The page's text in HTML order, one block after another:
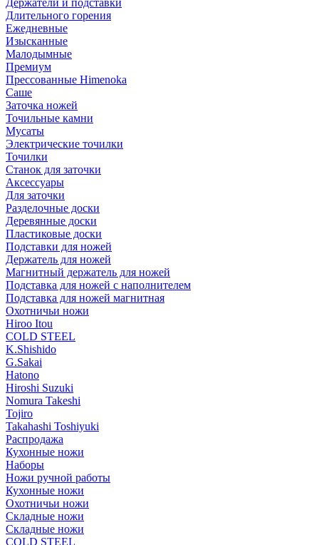
Держатели и подставки
Длительного горения
Ежедневные
Изысканные
Малодымные
Премиум
Прессованные Himenoka
Саше
Заточка ножей
Точильные камни
Мусаты
Электрические точилки
Точилки
Станок для заточки
Аксессуары
Для заточки
Разделочные доски
Деревянные доски
Пластиковые доски
Подставки для ножей
Держатель для ножей
Магнитный держатель для ножей
Подставка для ножей с наполнителем
Подставка для ножей магнитная
Охотничьи ножи
Hiroo Itou
COLD STEEL
K.Shishido
G.Sakai
Hatono
Hiroshi Suzuki
Nomura Takeshi
Tojiro
Takahashi Toshiyuki
Распродажа
Кухонные ножи
Наборы
Ножи ручной работы
Кухонные ножи
Охотничьи ножи
Складные ножи
Складные ножи
COLD STEEL